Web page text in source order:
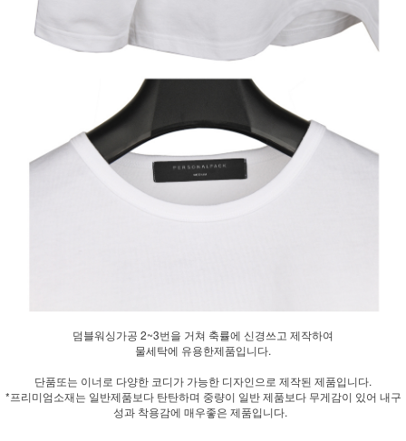
덤블워싱가공 2~3번을 거쳐 축률에 신경쓰고 제작하여
물세탁에 유용한제품입니다.
단품또는 이너로 다양한 코디가 가능한 디자인으로 제작된 제품입니다.
*프리미엄소재는 일반제품보다 탄탄하며 중량이 일반 제품보다 무게감이 있어 내구
성과 착용감에 매우좋은 제품입니다.